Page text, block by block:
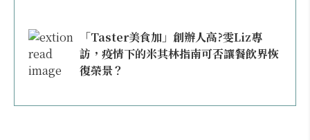
「Taster美食加」創辦人高?雯Liz專
訪，疫情下的米其林指南可否讓餐飲界恢
復榮景？